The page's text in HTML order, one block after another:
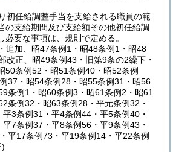
初任給調整手当を支給される職員の範
の支給期間及び支給額その他初任給調
必要な事項は、規則で定める。
追加、昭47条例1・昭48条例1・昭48
改正、昭49条例43・旧第9条の2繰下・
50条例52・昭51条例40・昭52条例
37・昭54条例28・昭55条例31・昭56
条例1・昭60条例3・昭61条例2・昭61
条例32・昭63条例28・平元条例32・
3条例31・平4条例44・平5条例40・
7条例37・平8条例56・平9条例43・
平17条例73・平19条例14・平22条例
)